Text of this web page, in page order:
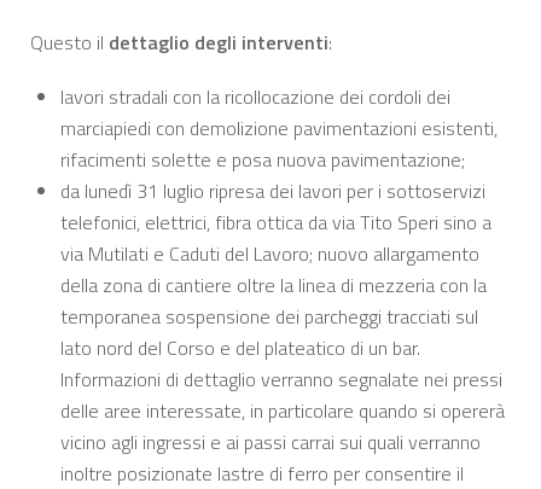
Questo il dettaglio degli interventi:
lavori stradali con la ricollocazione dei cordoli dei
marciapiedi con demolizione pavimentazioni esistenti,
rifacimenti solette e posa nuova pavimentazione;
da lunedì 31 luglio ripresa dei lavori per i sottoservizi
telefonici, elettrici, fibra ottica da via Tito Speri sino a
via Mutilati e Caduti del Lavoro; nuovo allargamento
della zona di cantiere oltre la linea di mezzeria con la
temporanea sospensione dei parcheggi tracciati sul
lato nord del Corso e del plateatico di un bar.
Informazioni di dettaglio verranno segnalate nei pressi
delle aree interessate, in particolare quando si opererà
vicino agli ingressi e ai passi carrai sui quali verranno
inoltre posizionate lastre di ferro per consentire il